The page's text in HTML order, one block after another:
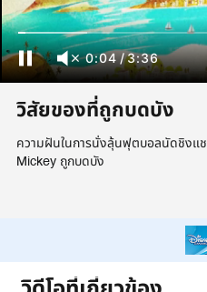
0:04/3:36
วิสัยของที่ถูกบดบัง
ความฝันในการนั่งลุ้นฟุตบอลนัดชิง
Mickey ถูกบดบัง